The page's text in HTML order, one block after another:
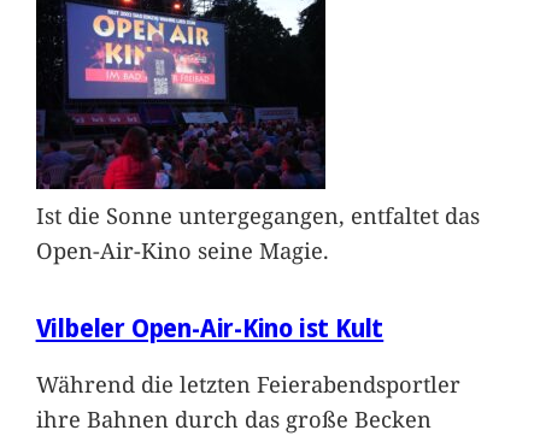
Ist die Sonne untergegangen, entfaltet das
Open-Air-Kino seine Magie.
Vilbeler Open-Air-Kino ist Kult
Während die letzten Feierabendsportler
ihre Bahnen durch das große Becken